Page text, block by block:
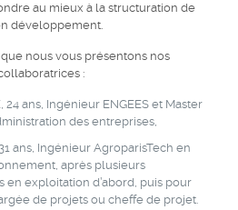
au mieux à la structuration de
développement.
nous vous présentons nos
:
24 ans, Ingénieur ENGEES et Master
des entreprises,
ans, Ingénieur AgroparisTech en
après plusieurs
en exploitation d’abord, puis pour
de projets ou cheffe de projet.